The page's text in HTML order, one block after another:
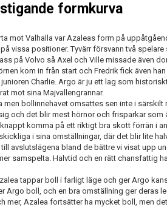
formkurva
mot Valhalla var Azaleas form på
vissa positioner. Tyvärr försvann två
på Volvo så Axel och Ville missade även
kom in från start och Fredrik fick även
Charlie. Argo är ju ett lag som
mot sina Majvallengrannar.
bollinnehavet omsattes sen inte i särskilt
och det blir mest hörnor och frisparkar som
komma på ett riktigt bra skott förrän i
i sina omställningar, där det blir lite
avslutslägena bland de bättre vi visat upp
samspelta. Halvtid och en rätt chansfattig
tappar boll i farligt läge och ger Argo
Argo boll, och en bra omställning ger deras
mer, Azalea fortsätter ha mycket boll, men